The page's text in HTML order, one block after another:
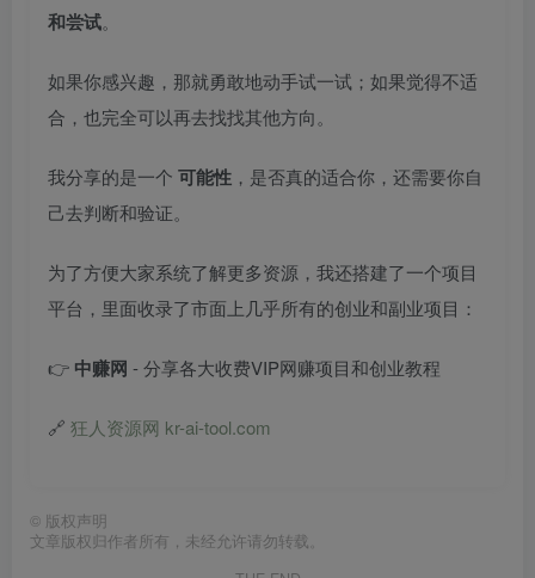
和尝试。
如果你感兴趣，那就勇敢地动手试一试；如果觉得不适
合，也完全可以再去找找其他方向。
我分享的是一个 可能性 ，是否真的适合你，还需要你自
己去判断和验证。
为了方便大家系统了解更多资源，我还搭建了一个项目
平台，里面收录了市面上几乎所有的创业和副业项目：
👉 中赚网 - 分享各大收费VIP网赚项目和创业教程
🔗 狂人资源网 kr-ai-tool.com
© 版权声明
文章版权归作者所有，未经允许请勿转载。